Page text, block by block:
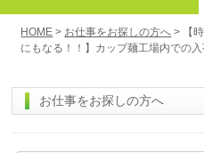
HOME > お仕事をお探しの方へ > 【
にもなる！！】カップ麺工場内での
お仕事をお探しの方へ